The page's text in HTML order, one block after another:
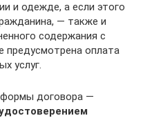
и одежде, а если этого
— также и
содержания с
оплата
услуг.
договора —